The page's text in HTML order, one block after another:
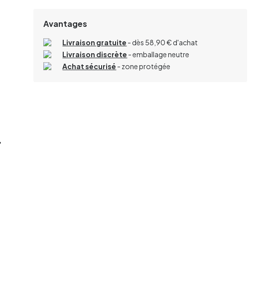
Avantages
Livraison gratuite - dès 58,90 € d'achat
Livraison discrète - emballage neutre
Achat sécurisé - zone protégée